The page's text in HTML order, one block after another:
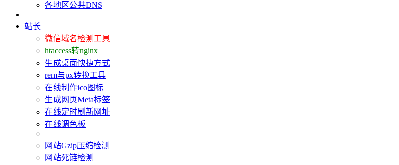
各地区公共DNS
站长
微信域名检测工具
htaccess转nginx
生成桌面快捷方式
rem与px转换工具
在线制作ico图标
生成网页Meta标签
在线定时刷新网址
在线调色板
网站Gzip压缩检测
网站死链检测